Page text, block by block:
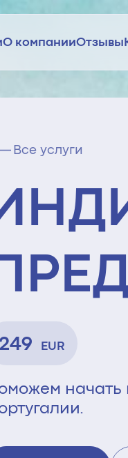
О компанииОтзывы
Все услуги
249 EUR
начать